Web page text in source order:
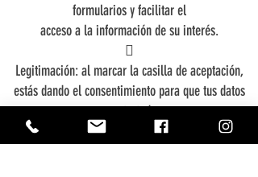
formularios y facilitar el
acceso a la información de su interés.

Legitimación: al marcar la casilla de aceptación,
estás dando el consentimiento para que tus datos
sean tratados
conforme a las finalidades de este formulario